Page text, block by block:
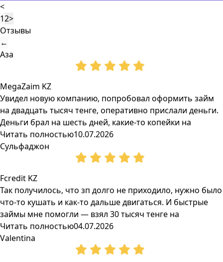
<
12>
Отзывы
←
Аза
MegaZaim KZ
Увидел новую компанию, попробовал оформить займ
на двадцать тысяч тенге, оперативно прислали деньги.
Деньги брал на шесть дней, какие-то копейки на
Читать полностью10.07.2026
Сульфаджон
Fcredit KZ
Так получилось, что зп долго не приходило, нужно было
что-то кушать и как-то дальше двигаться. И быстрые
займы мне помогли — взял 30 тысяч тенге на
Читать полностью04.07.2026
Valentina